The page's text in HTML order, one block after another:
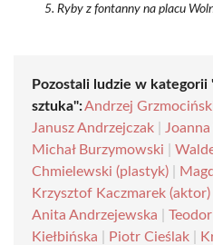
Ryby z fontanny na placu
Pozostali ludzie w kategorii
sztuka":Andrzej
Janusz Andrzejczak
Joanna
Michał Burzymowski
Chmielewski (plastyk)
Krzysztof Kaczmarek (aktor)
Anita Andrzejewska
Kiełbińska
Piotr Cieślak